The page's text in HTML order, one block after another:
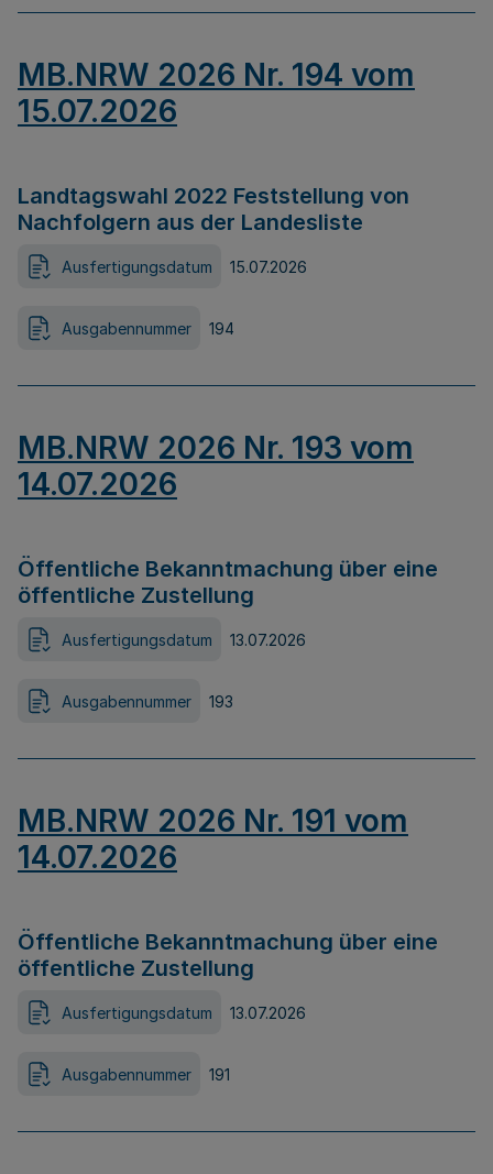
MB.NRW 2026 Nr. 194 vom
15.07.2026
Landtagswahl 2022 Feststellung von
Nachfolgern aus der Landesliste
Ausfertigungsdatum 15.07.2026
Ausgabennummer 194
MB.NRW 2026 Nr. 193 vom
14.07.2026
Öffentliche Bekanntmachung über eine
öffentliche Zustellung
Ausfertigungsdatum 13.07.2026
Ausgabennummer 193
MB.NRW 2026 Nr. 191 vom
14.07.2026
Öffentliche Bekanntmachung über eine
öffentliche Zustellung
Ausfertigungsdatum 13.07.2026
Ausgabennummer 191